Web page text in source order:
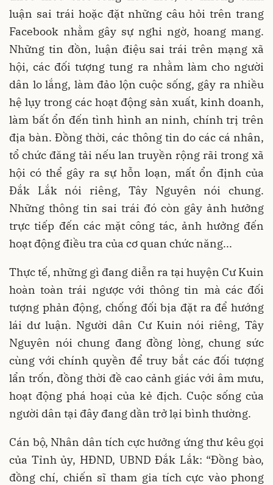
luận sai trái hoặc đặt những câu hỏi trên trang
Facebook nhằm gây sự nghi ngờ, hoang mang.
Những tin đồn, luận điệu sai trái trên mạng xã
hội, các đối tượng tung ra nhằm làm cho người
dân lo lắng, làm đảo lộn cuộc sống, gây ra nhiều
hệ lụy trong các hoạt động sản xuất, kinh doanh,
làm bất ổn đến tình hình an ninh, chính trị trên
địa bàn. Đồng thời, các thông tin do các cá nhân,
tổ chức đăng tải nếu lan truyền rộng rãi trong xã
hội có thể gây ra sự hỗn loạn, mất ổn định của
Đắk Lắk nói riêng, Tây Nguyên nói chung.
Những thông tin sai trái đó còn gây ảnh hưởng
trực tiếp đến các mặt công tác, ảnh hưởng đến
hoạt động điều tra của cơ quan chức năng...
Thực tế, những gì đang diễn ra tại huyện Cư Kuin
hoàn toàn trái ngược với thông tin mà các đối
tượng phản động, chống đối bịa đặt ra để hướng
lái dư luận. Người dân Cư Kuin nói riêng, Tây
Nguyên nói chung đang đồng lòng, chung sức
cùng với chính quyền để truy bắt các đối tượng
lẩn trốn, đồng thời đề cao cảnh giác với âm mưu,
hoạt động phá hoại của kẻ địch. Cuộc sống của
người dân tại đây đang dần trở lại bình thường.
Cán bộ, Nhân dân tích cực hưởng ứng thư kêu gọi
của Tỉnh ủy, HĐND, UBND Đắk Lắk: “Đồng bào,
đồng chí, chiến sĩ tham gia tích cực vào phong